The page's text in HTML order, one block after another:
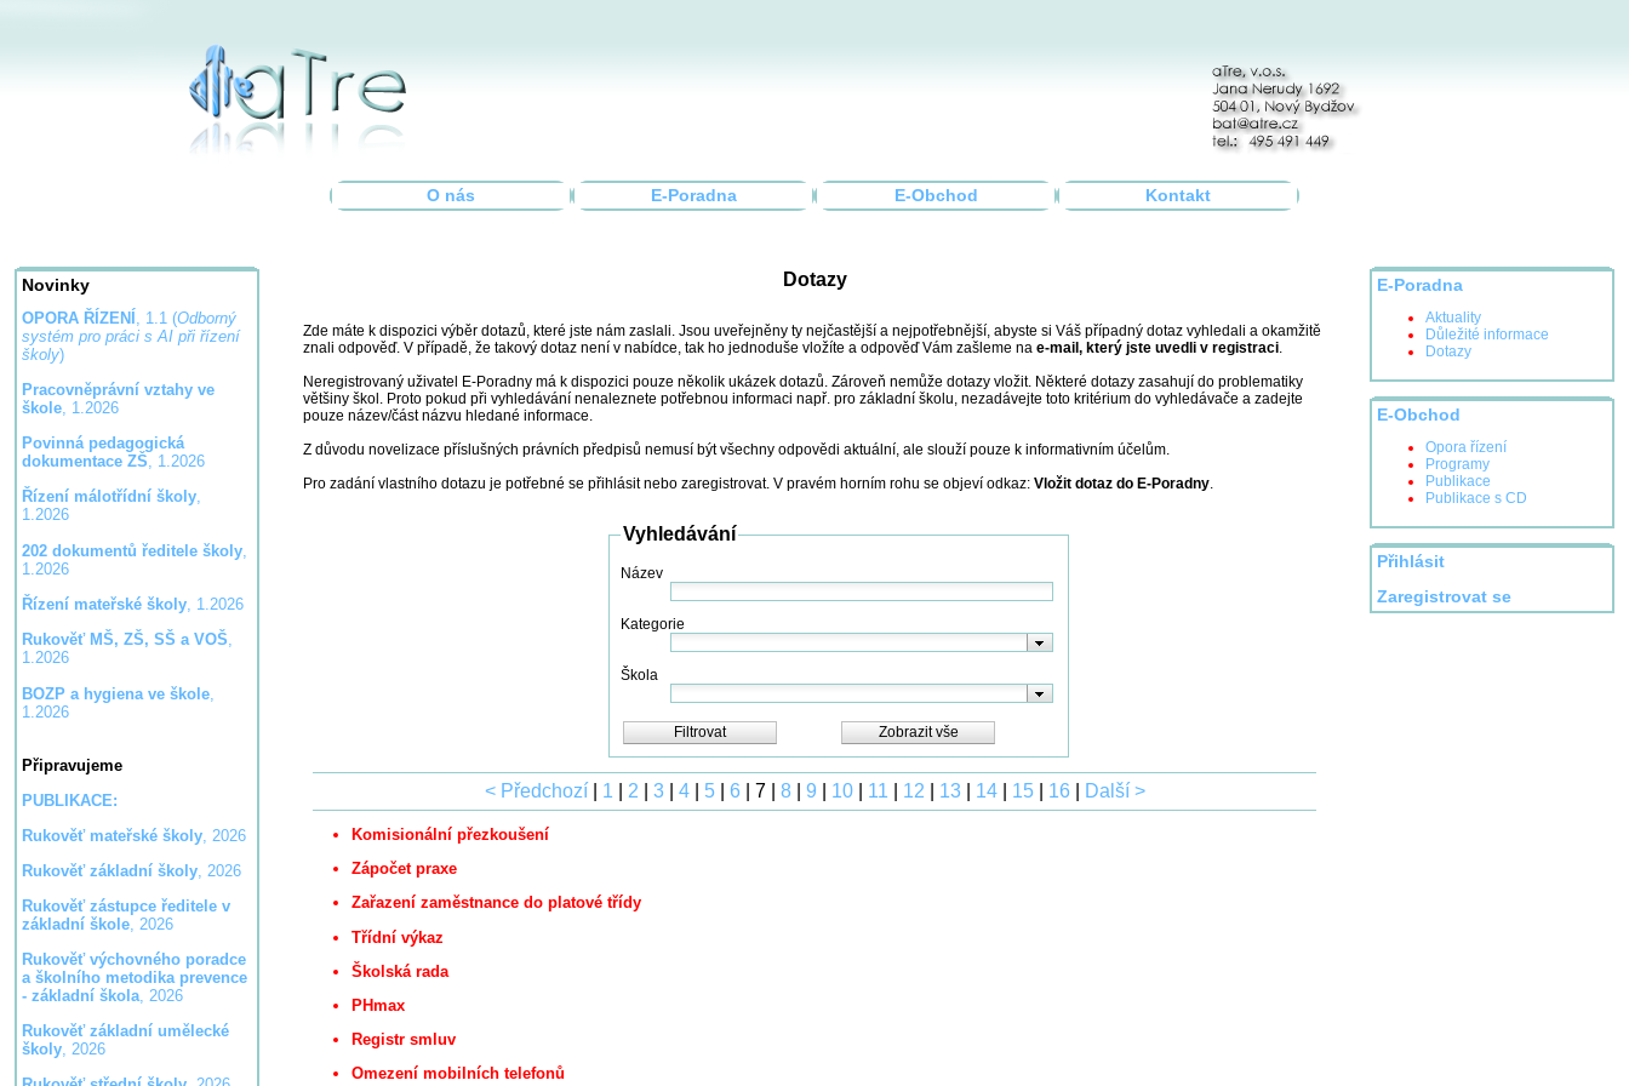
O nás E-Poradna E-Obchod Kontakt
Novinky
OPORA ŘÍZENÍ , 1.1 (Odborný
systém pro práci s AI při řízení
školy)
Pracovněprávní vztahy ve
škole, 1.2026
Povinná pedagogická
dokumentace ZŠ, 1.2026
Řízení málotřídní školy,
1.2026
202 dokumentů ředitele školy,
1.2026
Řízení mateřské školy, 1.2026
Rukověť MŠ, ZŠ, SŠ a VOŠ,
1.2026
BOZP a hygiena ve škole,
1.2026
Připravujeme
PUBLIKACE:
Rukověť mateřské školy, 2026
Rukověť základní školy, 2026
Rukověť zástupce ředitele v
základní škole, 2026
Rukověť výchovného poradce
a školního metodika prevence
- základní škola, 2026
Rukověť základní umělecké
školy, 2026
E-Poradna
Aktuality
Důležité informace
Dotazy
E-Obchod
Opora řízení
Programy
Publikace
Publikace s CD
Přihlásit
Zaregistrovat se
Dotazy
Zde máte k dispozici výběr dotazů, které jste nám zaslali. Jsou uveřejněny ty nejčastější a nejpotřebnější, abyste si Váš případný dotaz vyhledali a okamžitě
znali odpověď. V případě, že takový dotaz není v nabídce, tak ho jednoduše vložíte a odpověď Vám zašleme na e-mail, který jste uvedli v registraci.
Neregistrovaný uživatel E-Poradny má k dispozici pouze několik ukázek dotazů. Zároveň nemůže dotazy vložit. Některé dotazy zasahují do problematiky
většiny škol. Proto pokud při vyhledávání nenaleznete potřebnou informaci např. pro základní školu, nezadávejte toto kritérium do vyhledávače a zadejte
pouze název/část názvu hledané informace.
Z důvodu novelizace příslušných právních předpisů nemusí být všechny odpovědi aktuální, ale slouží pouze k informativním účelům.
Pro zadání vlastního dotazu je potřebné se přihlásit nebo zaregistrovat. V pravém horním rohu se objeví odkaz: Vložit dotaz do E-Poradny.
Vyhledávání
Název
Kategorie
Škola
Filtrovat Zobrazit vše
< Předchozí 1 2 3 4 5 6 | 7 | 8 9 10 11 12 13 14 15 16 Další >
Komisionální přezkoušení
Zápočet praxe
Zařazení zaměstnance do platové třídy
Třídní výkaz
Školská rada
PHmax
Registr smluv
Omezení mobilních telefonů